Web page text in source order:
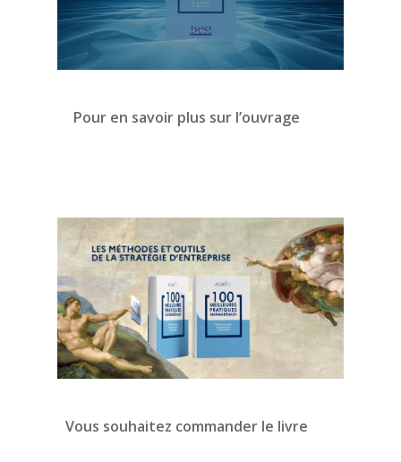
Pour en savoir plus sur l’ouvrage
Vous souhaitez commander le livre